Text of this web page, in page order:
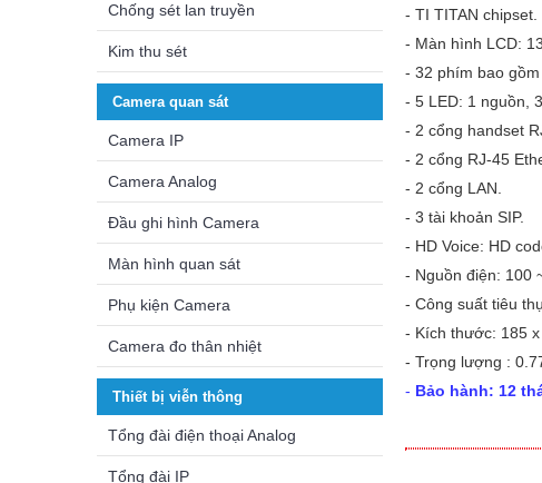
Chống sét lan truyền
Kim thu sét
Camera quan sát
Camera IP
Camera Analog
Đầu ghi hình Camera
Màn hình quan sát
Phụ kiện Camera
Camera đo thân nhiệt
Thiết bị viễn thông
Tổng đài điện thoại Analog
Tổng đài IP
- TI TITAN chipset.
- Màn hình LCD:
- 32 phím bao gồm
- 5 LED: 1 nguồn,
- 2 cổng handset
- 2 cổng RJ-45
- 2 cổng LAN.
- 3 tài khoản SIP.
- HD Voice: HD
- Nguồn điện: 100
- Công suất tiêu
- Kích thước: 185 x
- Trọng lượng :
- Bảo hành: 12